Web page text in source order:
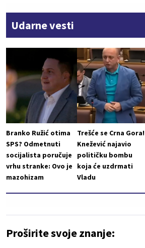
Udarne vesti
Branko Ružić otima
SPS? Odmetnuti
socijalista poručuje
vrhu stranke: Ovo je
mazohizam
Trešće se Crna Gora!
Knežević najavio
političku bombu
koja će uzdrmati
Vladu
Proširite svoje znanje: